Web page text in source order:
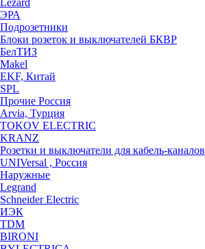
Lezard
ЭРА
Подрозетники
Блоки розеток и выключателей БКВР
БелТИЗ
Makel
EKF, Китай
SPL
Прочие Россия
Arvia, Турция
TOKOV ELECTRIC
KRANZ
Розетки и выключатели для кабель-каналов
UNIVersal , Россия
Наружные
Legrand
Schneider Electric
ИЭК
TDM
BIRONI